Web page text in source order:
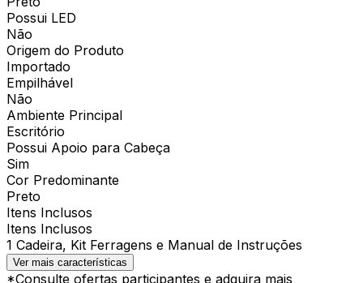
Possui LED
Não
Origem do Produto
Importado
Empilhável
Não
Ambiente Principal
Escritório
Possui Apoio para Cabeça
Sim
Cor Predominante
Preto
Itens Inclusos
Itens Inclusos
1 Cadeira, Kit Ferragens e Manual de Instruções
Ver mais características
*Consulte ofertas participantes e adquira mais